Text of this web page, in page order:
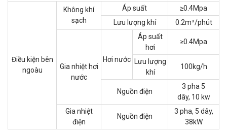
Điều kiện bên
ngoàu
Không khí
sạch
Áp suất
≥0.4Mpa
Lưu lượng khí
0.2m³/phút
Gia nhiệt hơi
nước
Hơi nước
Áp suất
hơi
≥0.4Mpa
Lưu lượng
khí
100kg/h
Nguồn điện
3 pha 5
dây, 10 kw
Gia nhiệt
điện
Nguồn điện
3 pha, 5 dây,
38kW